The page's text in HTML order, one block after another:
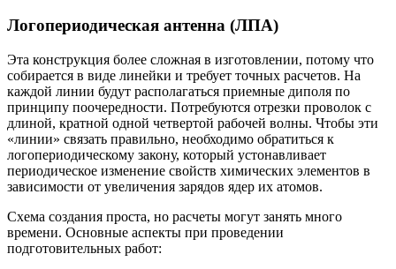
Логопериодическая антенна (ЛПА)
Эта конструкция более сложная в изготовлении, потому что
собирается в виде линейки и требует точных расчетов. На
каждой линии будут располагаться приемные диполя по
принципу поочередности. Потребуются отрезки проволок с
длиной, кратной одной четвертой рабочей волны. Чтобы эти
«линии» связать правильно, необходимо обратиться к
логопериодическому закону, который устонавливает
периодическое изменение свойств химических элементов в
зависимости от увеличения зарядов ядер их атомов.
Схема создания проста, но расчеты могут занять много
времени. Основные аспекты при проведении
подготовительных работ: